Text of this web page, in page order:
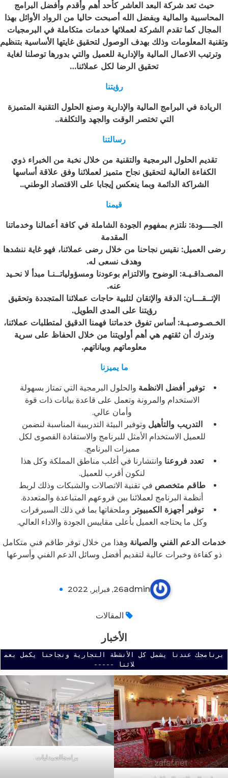
حيث تعد شركة البعد العاشر كأحد أهم وأقدم وأفضل البرامج
المحاسبية والمالية وبفضل الله أصبحت حاليا من الرواد الأوائل بهذا
المجال كما تقدم الشركة لعملائها خدمات متكاملة في البرمجيات
وتقنية المعلومات وذلك بهدف الوصول لتحقيق غايتها الأساسية بتنظيم
وترتيب الاعمال المالية والإدارية للعميل والتي بدورها توصلنا لغاية
تحقيق الرضا لكل عملائنا…
رؤيتنا
الريادة في البرامج المالية والإدارية وصنع الحلول التقنية المتميزة
التي تختصر الوقت والجهد والتكلفة..
رسالتنا
تقديم الحلول البرمجية والتقنية من خلال نخبة من الخبراء ذوي
الكفاءة العالية لتحقيق نجاح متميز لعملائنا وفق علاقة أساسها
الشراكة الدائمة وبما ينعكس إيجابا على الاقتصاد الوطني..
قيمنا
الجــــودة: نلتزم بمفهوم الجودة الشاملة في كافة أعمالنا وخدماتنا
المقدمة
رضى العميل: نقيس نجاحنا من خلال رضى عملائنا، فهو غاية ننشدها
وهدف نسعى له.
المصـداقـيـة: الوضوح والالتزام بوعودنا ومسؤولياتــنـا مبدأ لا نحـيد
عنه.
الإتــقـــان: الدقة والإتقان لتلبية حاجات عملائنا المتجددة وتحقيق
رؤيتنا على المدى الطويل.
الخـصـوصـيـة: أساس تفوق خدماتنا فهمنا الدقيق لمتطلبات عملائنا،
وندرك أن ثقتهم هي أهم أولويتنا من خلال الحفاظ على سرية
معلوماتهم وبياناتهم.
ما يميزنا
توفير أفضل الانظمة والحلول البرمجية التي تمتاز بسهولة
الاستخدام والمرونة وتعمل على قاعدة بيانات ذات قوة
وأمان عالي.
التدريب والتأهيل وتوفير البيئة التدريبية المناسبة لنضمن
للعميل الاستخدام الأمثل للبرنامج والاستفادة القصوى لكل
مميزات البرنامج.
تعدد فروعنا وانتشارنا في أغلب مناطق المملكة وكل هذا
لنكون أقرب للعميل.
طاقم متخصص في تقنية الاتصالات والشبكات وذلك لربط
أنظمة البرنامج لعملائنا بين فروعهم المتباعدة والمتعددة.
توفير أجهزة الكمبيوتر وملحقاتها بما في ذلك السيرفرات
وكل ما يحتاجه العميل بأعلى مقاييس الجودة والاداء العالي.
خدمات الدعم الفني والصيانة وهذا من خلال توفر طاقم فني متكامل
ذو كفاءة وخبرات عالية لتقديم أفضل وسائل الدعم الفني وأسرعها
الأخبار
admin26, فبراير, 2022
المقالات
الأخبار
برنامجك عندنا يشمل كل الأنشطة التجارية ونجاحنا يكمل بعم
لائنا -----
برامجالصيدليات